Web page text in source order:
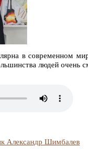
в современном
людей очень
Александр Шимбалев